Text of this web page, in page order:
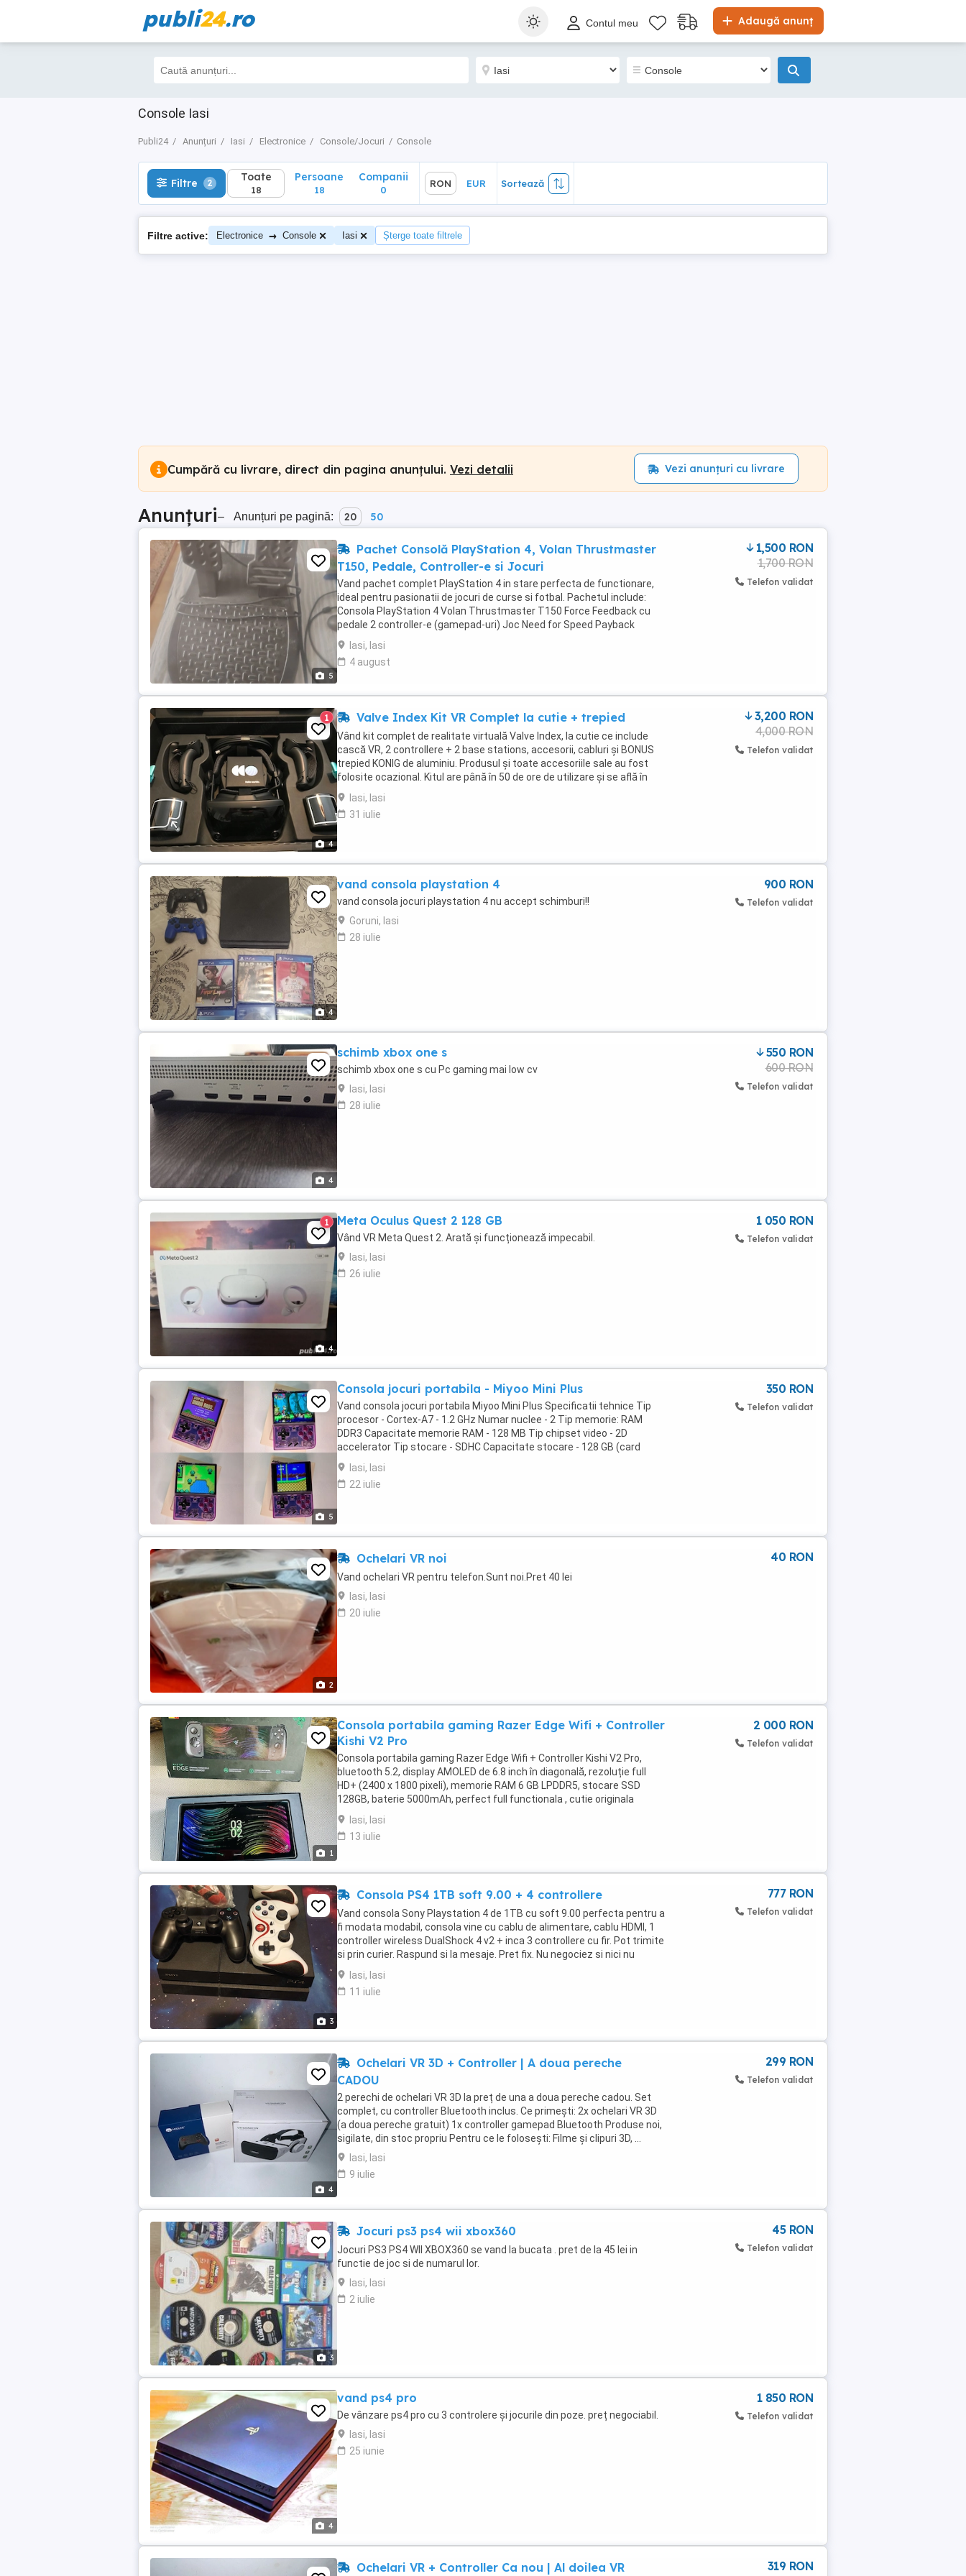
publi24.ro Adaugă anunț
Contul meu
Console Iasi
Publi24 Anunțuri Iasi Electronice Console/Jocuri Console
Filtre 2 Toate
18
Sortează
Filtre 2 Toate
18
Persoane
18
Companii
0
RON EUR Sortează
Filtre active: Electronice → Console Iasi Șterge toate filtrele
Cumpără cu livrare, direct din pagina anunțului. Vezi detalii Vezi anunțuri cu livrare
Anunțuri– Anunțuri pe pagină: 20 50
5
Pachet Consolă PlayStation 4, Volan Thrustmaster
T150, Pedale, Controller-e si Jocuri
Vand pachet complet PlayStation 4 in stare perfecta de functionare,
ideal pentru pasionatii de jocuri de curse si fotbal. Pachetul include:
Consola PlayStation 4 Volan Thrustmaster T150 Force Feedback cu
pedale 2 controller-e (gamepad-uri) Joc Need for Speed Payback
(discul original) Joc FIFA 23 ...
Iasi, Iasi
4 august
1,500 RON
1,700 RON
Telefon validat
4
1 Valve Index Kit VR Complet la cutie + trepied
Vând kit complet de realitate virtuală Valve Index, la cutie ce include
cască VR, 2 controllere + 2 base stations, accesorii, cabluri și BONUS
trepied KONIG de aluminiu. Produsul și toate accesoriile sale au fost
folosite ocazional. Kitul are până în 50 de ore de utilizare și se află în
stare perfectă ...
Iasi, Iasi
31 iulie
3,200 RON
4,000 RON
Telefon validat
4
vand consola playstation 4
vand consola jocuri playstation 4 nu accept schimburi!!
Goruni, Iasi
28 iulie
900 RON
Telefon validat
4
schimb xbox one s
schimb xbox one s cu Pc gaming mai low cv
Iasi, Iasi
28 iulie
550 RON
600 RON
Telefon validat
4
1 Meta Oculus Quest 2 128 GB
Vând VR Meta Quest 2. Arată și funcționează impecabil.
Iasi, Iasi
26 iulie
1 050 RON
Telefon validat
5
Consola jocuri portabila - Miyoo Mini Plus
Vand consola jocuri portabila Miyoo Mini Plus Specificatii tehnice Tip
procesor - Cortex-A7 - 1.2 GHz Numar nuclee - 2 Tip memorie: RAM
DDR3 Capacitate memorie RAM - 128 MB Tip chipset video - 2D
accelerator Tip stocare - SDHC Capacitate stocare - 128 GB (card
schimbat sandisk) Wireless - 802.11 a b ...
Iasi, Iasi
22 iulie
350 RON
Telefon validat
2
Ochelari VR noi
Vand ochelari VR pentru telefon.Sunt noi.Pret 40 lei
Iasi, Iasi
20 iulie
40 RON
1
Consola portabila gaming Razer Edge Wifi + Controller
Kishi V2 Pro
Consola portabila gaming Razer Edge Wifi + Controller Kishi V2 Pro,
bluetooth 5.2, display AMOLED de 6.8 inch în diagonală, rezoluție full
HD+ (2400 x 1800 pixeli), memorie RAM 6 GB LPDDR5, stocare SSD
128GB, baterie 5000mAh, perfect full functionala , cutie originala
aferenta , 2000 ron
Iasi, Iasi
13 iulie
2 000 RON
Telefon validat
3
Consola PS4 1TB soft 9.00 + 4 controllere
Vand consola Sony Playstation 4 de 1TB cu soft 9.00 perfecta pentru a
fi modata modabil, consola vine cu cablu de alimentare, cablu HDMI, 1
controller wireless DualShock 4 v2 + inca 3 controllere cu fir. Pot trimite
si prin curier. Raspund si la mesaje. Pret fix. Nu negociez si nici nu
schimb. Enjoy ...
Iasi, Iasi
11 iulie
777 RON
Telefon validat
4
Ochelari VR 3D + Controller | A doua pereche
CADOU
2 perechi de ochelari VR 3D la preț de una a doua pereche cadou. Set
complet, cu controller Bluetooth inclus. Ce primești: 2x ochelari VR 3D
(a doua pereche gratuit) 1x controller gamepad Bluetooth Produse noi,
sigilate, din stoc propriu Pentru ce le folosești: Filme și clipuri 3D, ...
Iasi, Iasi
9 iulie
299 RON
Telefon validat
3
Jocuri ps3 ps4 wii xbox360
Jocuri PS3 PS4 WII XBOX360 se vand la bucata . pret de la 45 lei in
functie de joc si de numarul lor.
Iasi, Iasi
2 iulie
45 RON
Telefon validat
4
vand ps4 pro
De vânzare ps4 pro cu 3 controlere și jocurile din poze. preț negociabil.
Iasi, Iasi
25 iunie
1 850 RON
Telefon validat
Ochelari VR + Controller Ca nou | Al doilea VR 319 RON